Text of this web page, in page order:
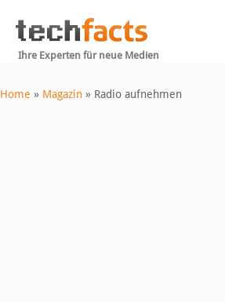
Ihre Experten für neue Medien
Home » Magazin » Radio aufnehmen